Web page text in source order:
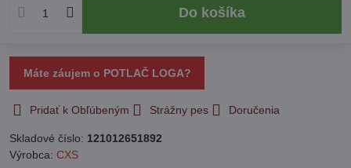
Do košíka
Máte záujem o POTLAČ LOGA?
Pridať k Obľúbeným Strážny pes Doručenia
Skladové číslo: 121012651892
Výrobca: CXS